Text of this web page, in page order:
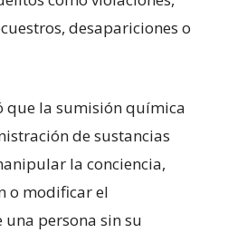
desapariciones o
que la sumisión química
de sustancias
la conciencia,
o modificar el
persona sin su